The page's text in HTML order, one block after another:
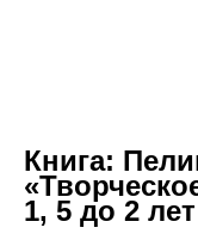
Книга:
1, 5 до 2